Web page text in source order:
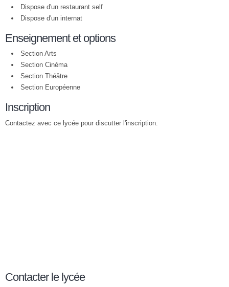
Dispose d'un restaurant self
Dispose d'un internat
Enseignement et options
Section Arts
Section Cinéma
Section Théâtre
Section Européenne
Inscription
Contactez avec ce lycée pour discutter l'inscription.
Contacter le lycée